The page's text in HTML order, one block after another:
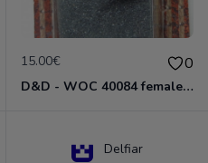
15.00€ 0
D&D - WOC 40084 female human wizard Miniature - Donjons Dragons
Delfiar